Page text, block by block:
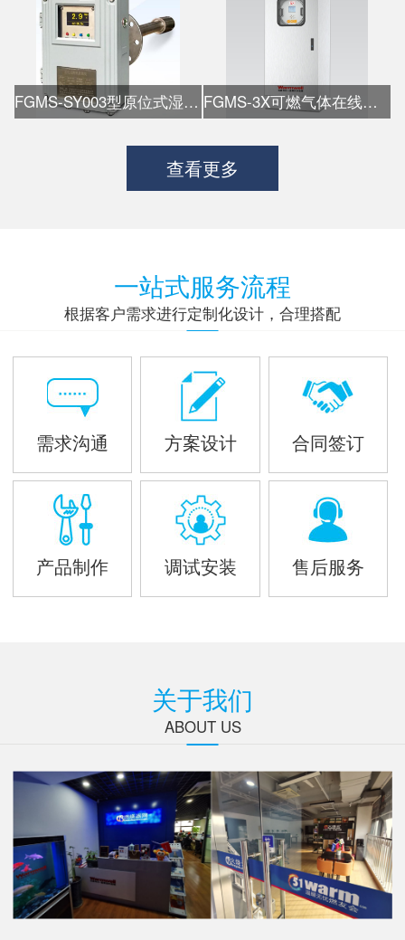
FGMS-SY003型原位式湿氧检测仪 FGMS-3X可燃气体在线热值仪
查看更多
一站式服务流程
根据客户需求进行定制化设计，合理搭配
需求沟通 方案设计 合同签订
产品制作 调试安装 售后服务
关于我们
ABOUT US